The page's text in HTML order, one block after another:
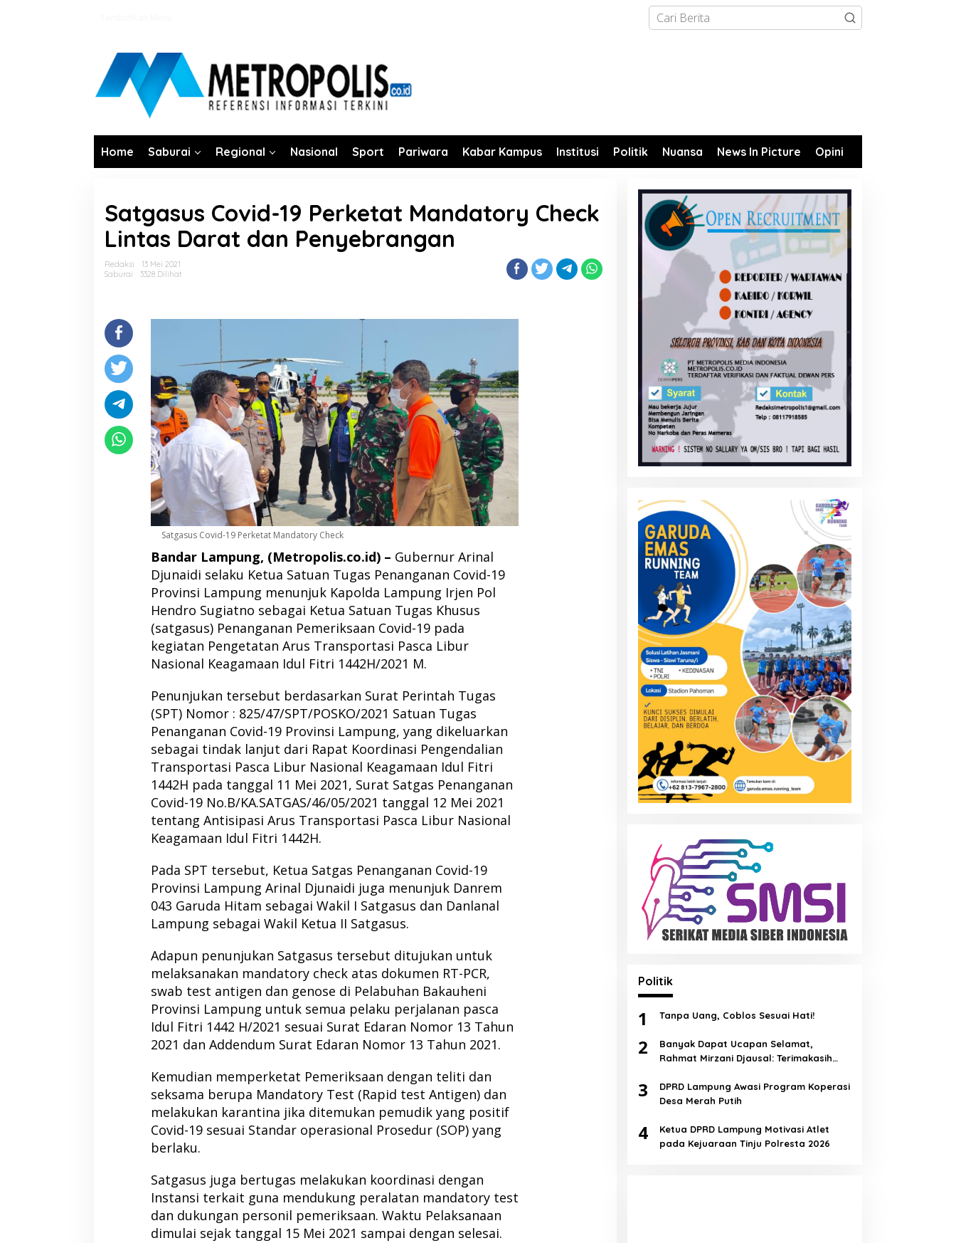
Home Saburai Regional Nasional Sport Pariwara Kabar Kampus Institusi Politik Nuansa News In Picture Opini
Satgasus Covid-19 Perketat Mandatory Check
Lintas Darat dan Penyebrangan
Redaksi
13 Mei 2021
Saburai
3328 Dilihat
Satgasus Covid-19 Perketat Mandatory Check
Bandar Lampung, (Metropolis.co.id) – Gubernur Arinal
Djunaidi selaku Ketua Satuan Tugas Penanganan Covid-19
Provinsi Lampung menunjuk Kapolda Lampung Irjen Pol
Hendro Sugiatno sebagai Ketua Satuan Tugas Khusus
(satgasus) Penanganan Pemeriksaan Covid-19 pada
kegiatan Pengetatan Arus Transportasi Pasca Libur
Nasional Keagamaan Idul Fitri 1442H/2021 M.
Penunjukan tersebut berdasarkan Surat Perintah Tugas
(SPT) Nomor : 825/47/SPT/POSKO/2021 Satuan Tugas
Penanganan Covid-19 Provinsi Lampung, yang dikeluarkan
sebagai tindak lanjut dari Rapat Koordinasi Pengendalian
Transportasi Pasca Libur Nasional Keagamaan Idul Fitri
1442H pada tanggal 11 Mei 2021, Surat Satgas Penanganan
Covid-19 No.B/KA.SATGAS/46/05/2021 tanggal 12 Mei 2021
tentang Antisipasi Arus Transportasi Pasca Libur Nasional
Keagamaan Idul Fitri 1442H.
Pada SPT tersebut, Ketua Satgas Penanganan Covid-19
Provinsi Lampung Arinal Djunaidi juga menunjuk Danrem
043 Garuda Hitam sebagai Wakil I Satgasus dan Danlanal
Lampung sebagai Wakil Ketua II Satgasus.
Adapun penunjukan Satgasus tersebut ditujukan untuk
melaksanakan mandatory check atas dokumen RT-PCR,
swab test antigen dan genose di Pelabuhan Bakauheni
Provinsi Lampung untuk semua pelaku perjalanan pasca
Idul Fitri 1442 H/2021 sesuai Surat Edaran Nomor 13 Tahun
2021 dan Addendum Surat Edaran Nomor 13 Tahun 2021.
Kemudian memperketat Pemeriksaan dengan teliti dan
seksama berupa Mandatory Test (Rapid test Antigen) dan
melakukan karantina jika ditemukan pemudik yang positif
Covid-19 sesuai Standar operasional Prosedur (SOP) yang
berlaku.
Satgasus juga bertugas melakukan koordinasi dengan
Instansi terkait guna mendukung peralatan mandatory test
dan dukungan personil pemeriksaan. Waktu Pelaksanaan
dimulai sejak tanggal 15 Mei 2021 sampai dengan selesai.
Politik
1 Tanpa Uang, Coblos Sesuai Hati!
2
Banyak Dapat Ucapan Selamat,
Rahmat Mirzani Djausal: Terimakasih
3
DPRD Lampung Awasi Program Koperasi
Desa Merah Putih
4
Ketua DPRD Lampung Motivasi Atlet
pada Kejuaraan Tinju Polresta 2026